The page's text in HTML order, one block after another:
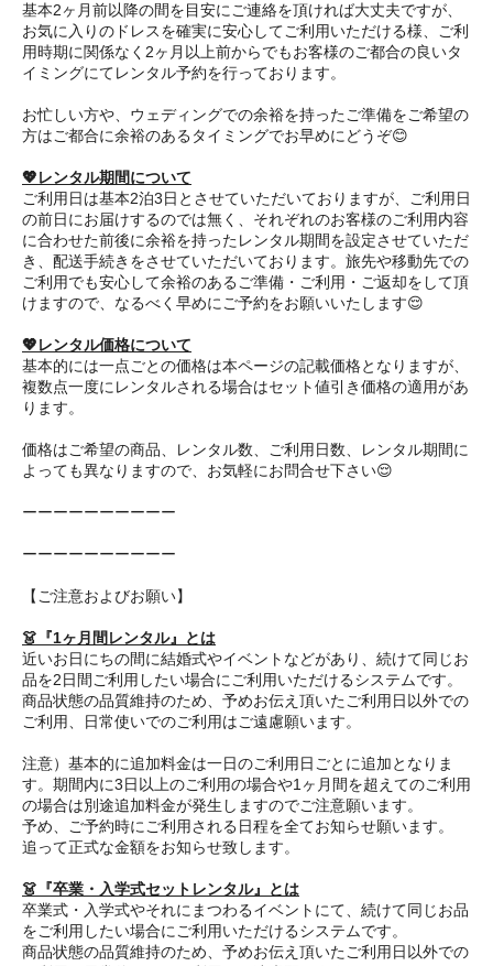
基本2ヶ月前以降の間を目安にご連絡を頂ければ大丈夫ですが、
お気に入りのドレスを確実に安心してご利用いただける様、ご利
用時期に関係なく2ヶ月以上前からでもお客様のご都合の良いタ
イミングにてレンタル予約を行っております。
お忙しい方や、ウェディングでの余裕を持ったご準備をご希望の
方はご都合に余裕のあるタイミングでお早めにどうぞ😊
💖レンタル期間について
ご利用日は基本2泊3日とさせていただいておりますが、ご利用日
の前日にお届けするのでは無く、それぞれのお客様のご利用内容
に合わせた前後に余裕を持ったレンタル期間を設定させていただ
き、配送手続きをさせていただいております。旅先や移動先での
ご利用でも安心して余裕のあるご準備・ご利用・ご返却をして頂
けますので、なるべく早めにご予約をお願いいたします😌
💖レンタル価格について
基本的には一点ごとの価格は本ページの記載価格となりますが、
複数点一度にレンタルされる場合はセット値引き価格の適用があ
ります。
価格はご希望の商品、レンタル数、ご利用日数、レンタル期間に
よっても異なりますので、お気軽にお問合せ下さい😌
ーーーーーーーーーー
ーーーーーーーーーー
【ご注意およびお願い】
👗『1ヶ月間レンタル』とは
近いお日にちの間に結婚式やイベントなどがあり、続けて同じお
品を2日間ご利用したい場合にご利用いただけるシステムです。
商品状態の品質維持のため、予めお伝え頂いたご利用日以外での
ご利用、日常使いでのご利用はご遠慮願います。
注意）基本的に追加料金は一日のご利用日ごとに追加となりま
す。期間内に3日以上のご利用の場合や1ヶ月間を超えてのご利用
の場合は別途追加料金が発生しますのでご注意願います。
予め、ご予約時にご利用される日程を全てお知らせ願います。
追って正式な金額をお知らせ致します。
👗『卒業・入学式セットレンタル』とは
卒業式・入学式やそれにまつわるイベントにて、続けて同じお品
をご利用したい場合にご利用いただけるシステムです。
商品状態の品質維持のため、予めお伝え頂いたご利用日以外での